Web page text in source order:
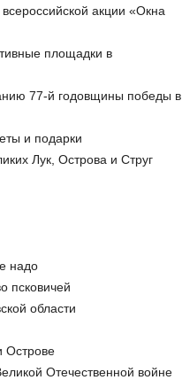
акции «Окна
площадки в
77-й годовщины победы в
и подарки
Лук, Острова и Струг
надо
псковичей
области
Острове
Отечественной войне